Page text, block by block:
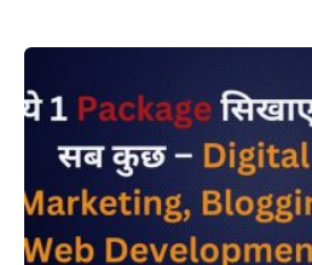
em
Systeme.io